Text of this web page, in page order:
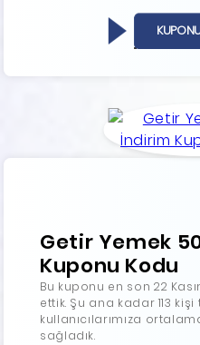
Getir Yemek
Kuponu Kodu
Bu kuponu en son 22
ettik. Şu ana kadar 113
kullanıcılarımıza
sağladık.